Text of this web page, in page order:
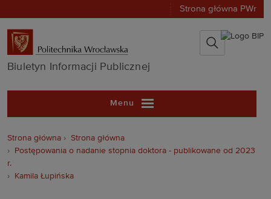
Strona główna PWr
Biuletyn
Biuletyn Informacji Publicznej
Menu
Strona główna
Strona główna
Postępowania o nadanie stopnia doktora - publikowane od 2023
r.
Kamila Łupińska